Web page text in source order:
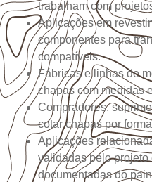
trabalham com
Aplicações em
componentes para
compatíveis.
Fábricas e linhas de
chapas com medidas
Compradores,
cotar chapas por
Aplicações
validadas pelo
documentadas do